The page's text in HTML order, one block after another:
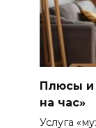
Плюсы и
на час»
Услуга